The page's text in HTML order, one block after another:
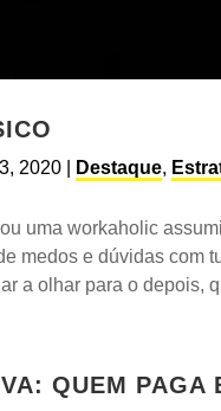
2020 Destaque,
uma workaholic
medos e dúvidas com
a olhar para o depois,
QUEM PAGA